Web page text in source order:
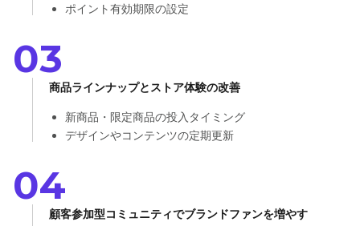
ポイント有効期限の設定
03
商品ラインナップとストア体験の改善
新商品・限定商品の投入タイミング
デザインやコンテンツの定期更新
04
顧客参加型コミュニティでブランドファンを増やす